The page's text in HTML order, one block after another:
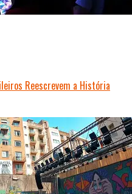
Reescrevem a História